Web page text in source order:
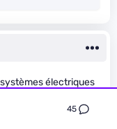
45
électriques